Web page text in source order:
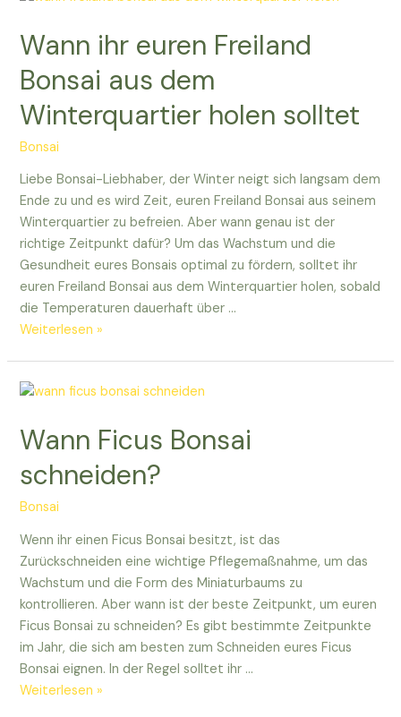
Eure
und
Tricks
Wann ihr euren Freiland
Bonsai aus dem
Winterquartier holen solltet
Bonsai
Liebe Bonsai-Liebhaber, der Winter neigt sich langsam dem
Ende zu und es wird Zeit, euren Freiland Bonsai aus seinem
Winterquartier zu befreien. Aber wann genau ist der
richtige Zeitpunkt dafür? Um das Wachstum und die
Gesundheit eures Bonsais optimal zu fördern, solltet ihr
euren Freiland Bonsai aus dem Winterquartier holen, sobald
die Temperaturen dauerhaft über …
Wann
Freiland
aus
Winterquartier
holen
Weiterlesen »
Wann Ficus Bonsai
schneiden?
Bonsai
Wenn ihr einen Ficus Bonsai besitzt, ist das
Zurückschneiden eine wichtige Pflegemaßnahme, um das
Wachstum und die Form des Miniaturbaums zu
kontrollieren. Aber wann ist der beste Zeitpunkt, um euren
Ficus Bonsai zu schneiden? Es gibt bestimmte Zeitpunkte
im Jahr, die sich am besten zum Schneiden eures Ficus
Bonsai eignen. In der Regel solltet ihr …
Wann
Weiterlesen »